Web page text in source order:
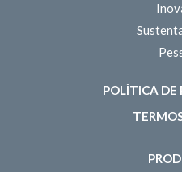
POLÍTICA DE